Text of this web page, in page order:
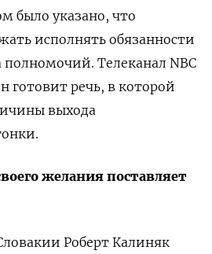
было указано, что
исполнять обязанности
полномочий. Телеканал NBC
готовит речь, в которой
выхода
желания поставляет
Роберт Калиняк